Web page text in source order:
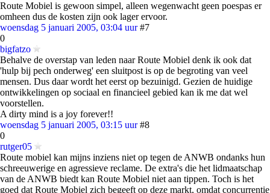
Route Mobiel is gewoon simpel, alleen wegenwacht geen poespas er
omheen dus de kosten zijn ook lager ervoor.
woensdag 5 januari 2005, 03:04 uur #7
0
bigfatzo
Behalve de overstap van leden naar Route Mobiel denk ik ook dat
'hulp bij pech onderweg' een sluitpost is op de begroting van veel
mensen. Dus daar wordt het eerst op bezuinigd. Gezien de huidige
ontwikkelingen op sociaal en financieel gebied kan ik me dat wel
voorstellen.
A dirty mind is a joy forever!!
woensdag 5 januari 2005, 03:15 uur #8
0
rutger05
Route mobiel kan mijns inziens niet op tegen de ANWB ondanks hun
schreeuwerige en agressieve reclame. De extra's die het lidmaatschap
van de ANWB biedt kan Route Mobiel niet aan tippen. Toch is het
goed dat Route Mobiel zich begeeft op deze markt, omdat concurrentie